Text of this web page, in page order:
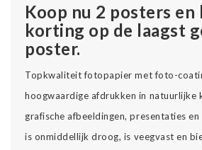
Koop nu 2 posters en
korting op de laagst
poster.
Topkwaliteit fotopapier met foto-
hoogwaardige afdrukken in natuurlijke
grafische afbeeldingen, presentaties
is onmiddellijk droog, is veegvast en